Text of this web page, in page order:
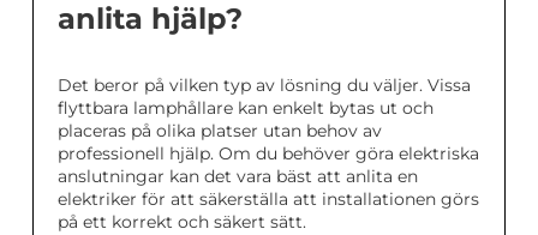
anlita hjälp?
Det beror på vilken typ av lösning du väljer. Vissa
flyttbara lamphållare kan enkelt bytas ut och
placeras på olika platser utan behov av
professionell hjälp. Om du behöver göra elektriska
anslutningar kan det vara bäst att anlita en
elektriker för att säkerställa att installationen görs
på ett korrekt och säkert sätt.